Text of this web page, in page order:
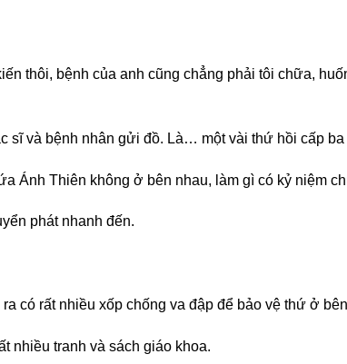
thôi, bệnh của anh cũng chẳng phải tôi chữa,
sĩ và bệnh nhân gửi đồ. Là… một vài thứ hồi cấp ba
Ánh Thiên không ở bên nhau, làm gì có kỷ niệm
phát nhanh đến.
có rất nhiều xốp chống va đập để bảo vệ thứ ở
nhiều tranh và sách giáo khoa.